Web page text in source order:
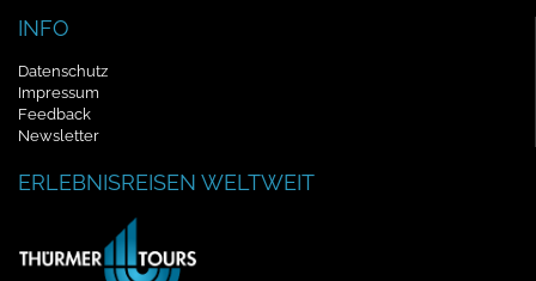
INFO
Datenschutz
Impressum
Feedback
Newsletter
ERLEBNISREISEN WELTWEIT